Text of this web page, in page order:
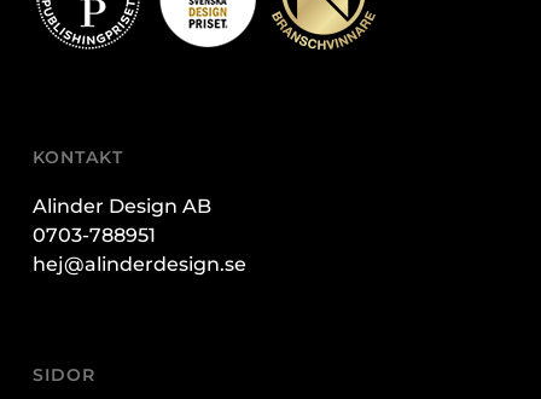
KONTAKT
Alinder Design AB
0703-788951
hej@alinderdesign.se
SIDOR